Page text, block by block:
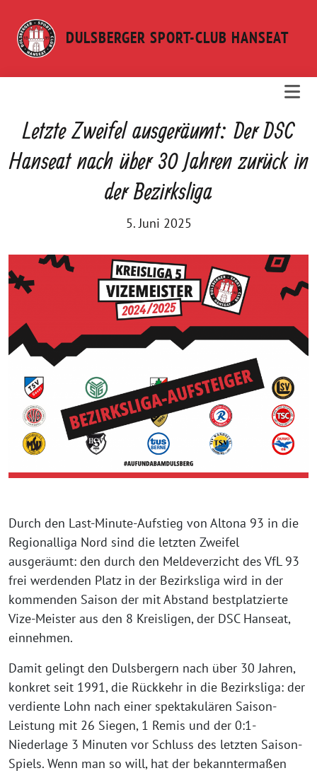
zum
Inhalt
DULSBERGER SPORT-CLUB HANSEAT
Letzte Zweifel ausgeräumt: Der DSC
Hanseat nach über 30 Jahren zurück in
der Bezirksliga
5. Juni 2025
Durch den Last-Minute-Aufstieg von Altona 93 in die
Regionalliga Nord sind die letzten Zweifel
ausgeräumt: den durch den Meldeverzicht des VfL 93
frei werdenden Platz in der Bezirksliga wird in der
kommenden Saison der mit Abstand bestplatzierte
Vize-Meister aus den 8 Kreisligen, der DSC Hanseat,
einnehmen.
Damit gelingt den Dulsbergern nach über 30 Jahren,
konkret seit 1991, die Rückkehr in die Bezirksliga: der
verdiente Lohn nach einer spektakulären Saison-
Leistung mit 26 Siegen, 1 Remis und der 0:1-
Niederlage 3 Minuten vor Schluss des letzten Saison-
Spiels. Wenn man so will, hat der bekanntermaßen